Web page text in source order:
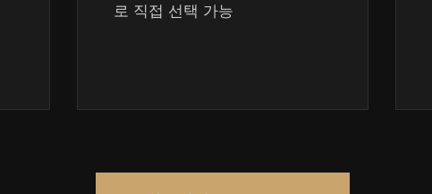
로 직접 선택 가능